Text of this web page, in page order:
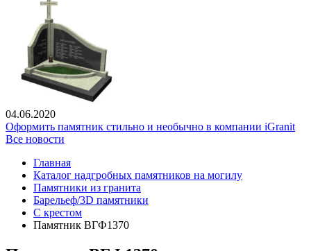
04.06.2020
Оформить памятник стильно и необычно в компании iGranit
Все новости
Главная
Каталог надгробных памятников на могилу
Памятники из гранита
Барельеф/3D памятники
С крестом
Памятник ВГФ1370